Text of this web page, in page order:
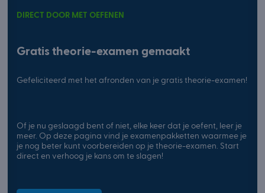
DIRECT DOOR MET OEFENEN
Gratis theorie-examen gemaakt
Gefeliciteerd met het afronden van je gratis theorie-examen!
Of je nu geslaagd bent of niet, elke keer dat je oefent, leer je
meer. Op deze pagina vind je examenpakketten waarmee je
je nog beter kunt voorbereiden op je theorie-examen. Start
direct en verhoog je kans om te slagen!